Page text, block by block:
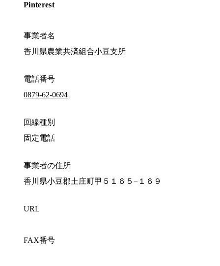
Pinterest
事業者名
香川県農業共済組合小豆支所
電話番号
0879-62-0694
回線種別
固定電話
事業者の住所
香川県小豆郡土庄町甲５１６５−１６９
URL
FAX番号